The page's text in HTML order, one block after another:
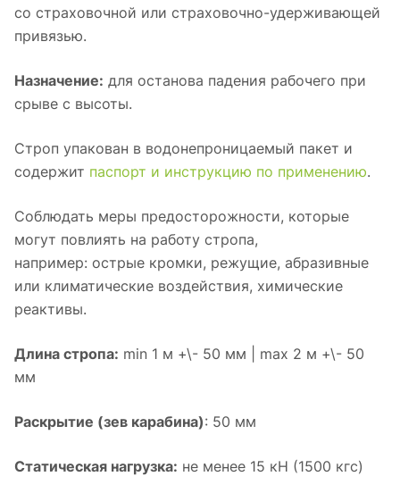
со страховочной или страховочно-удерживающей
привязью.
Назначение: для останова падения рабочего при
срыве с высоты.
Строп упакован в водонепроницаемый пакет и
содержит паспорт и инструкцию по применению.
Соблюдать меры предосторожности, которые
могут повлиять на работу стропа,
например: острые кромки, режущие, абразивные
или климатические воздействия, химические
реактивы.
Длина стропа: min 1 м +\- 50 мм | max 2 м +\- 50
мм
Раскрытие (зев карабина): 50 мм
Статическая нагрузка: не менее 15 кН (1500 кгс)